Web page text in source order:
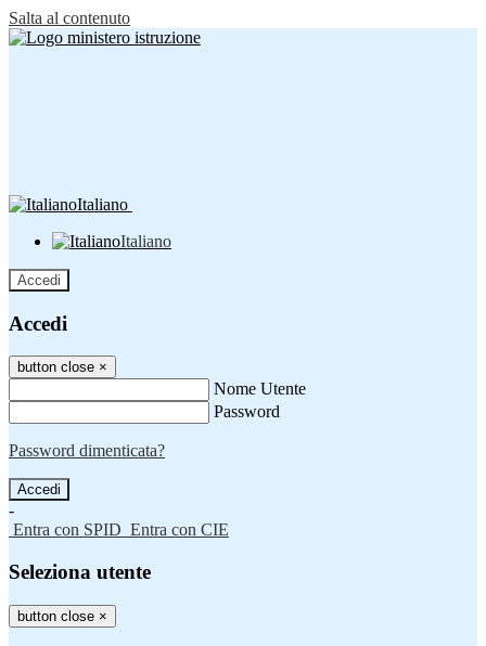
Salta al contenuto
Italiano
Italiano
Accedi
Accedi
button close ×
Nome Utente
Password
Password dimenticata?
-
Entra con SPID Entra con CIE
Seleziona utente
button close ×